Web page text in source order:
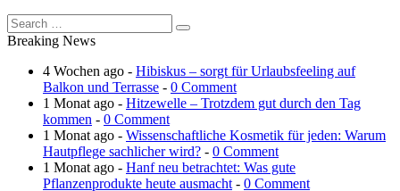
Breaking News
4 Wochen ago - Hibiskus – sorgt für Urlaubsfeeling auf
Balkon und Terrasse - 0 Comment
1 Monat ago - Hitzewelle – Trotzdem gut durch den Tag
kommen - 0 Comment
1 Monat ago - Wissenschaftliche Kosmetik für jeden: Warum
Hautpflege sachlicher wird? - 0 Comment
1 Monat ago - Hanf neu betrachtet: Was gute
Pflanzenprodukte heute ausmacht - 0 Comment